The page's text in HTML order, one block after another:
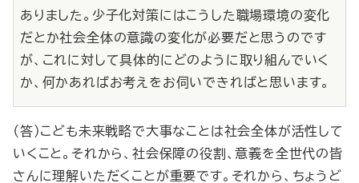
ありました。少子化対策にはこうした職場環境の変化
だとか社会全体の意識の変化が必要だと思うのです
が、これに対して具体的にどのように取り組んでいく
か、何かあればお考えをお伺いできればと思います。
（答）こども未来戦略で大事なことは社会全体が活性して
いくこと。それから、社会保障の役割、意義を全世代の皆
さんに理解いただくことが重要です。それから、ちょうど